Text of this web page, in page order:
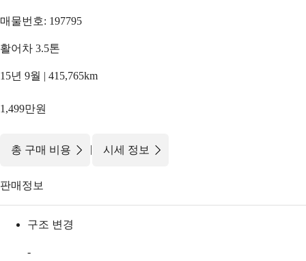
매물번호: 197795
활어차 3.5톤
15년 9월 | 415,765km
1,499만원
총 구매 비용 | 시세 정보
판매정보
구조 변경
-